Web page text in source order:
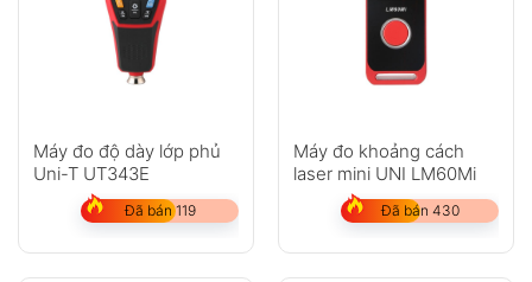
Máy đo độ dày lớp phủ
Uni-T UT343E
Đã bán 119
Máy đo khoảng cách
laser mini UNI LM60Mi
Đã bán 430